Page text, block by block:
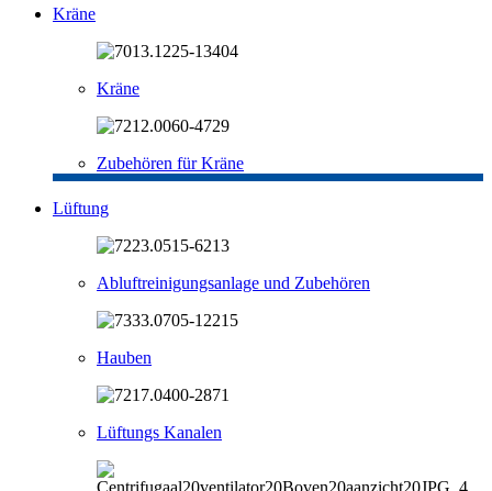
Kräne
Kräne
Zubehören für Kräne
Lüftung
Abluftreinigungsanlage und Zubehören
Hauben
Lüftungs Kanalen